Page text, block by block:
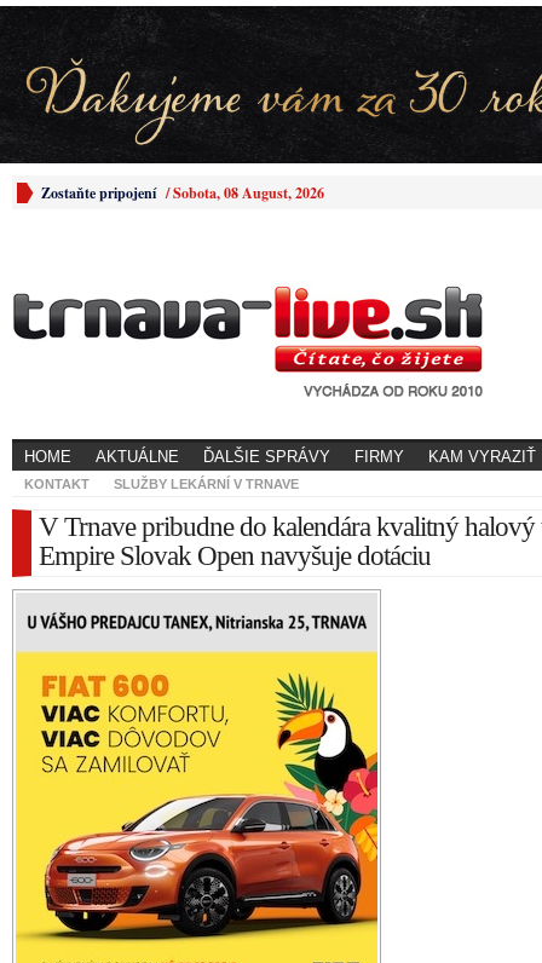
Zostaňte pripojení /Sobota, 08 August, 2026
HOME AKTUÁLNE ĎALŠIE SPRÁVY FIRMY KAM VYRAZIŤ
KONTAKT SLUŽBY LEKÁRNÍ V TRNAVE
V Trnave pribudne do kalendára kvalitný halový
Empire Slovak Open navyšuje dotáciu